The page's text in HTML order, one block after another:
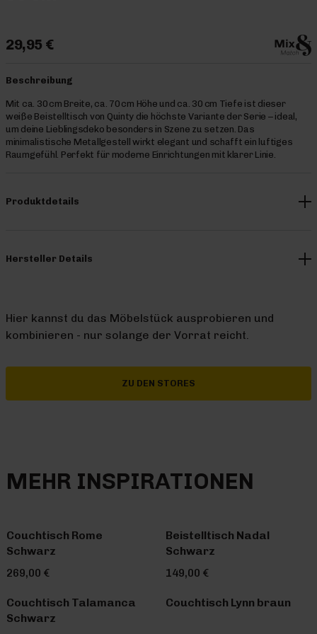
29,95 €
Beschreibung
Mit ca. 30 cm Breite, ca. 70 cm Höhe und ca. 30 cm Tiefe ist dieser
weiße Beistelltisch von Quinty die höchste Variante der Serie – ideal,
um deine Lieblingsdeko besonders in Szene zu setzen. Das
minimalistische Metallgestell wirkt elegant und schafft ein luftiges
Raumgefühl. Perfekt für moderne Einrichtungen mit klarer Linie.
Produktdetails
Hersteller Details
Hier kannst du das Möbelstück ausprobieren und
kombinieren - nur solange der Vorrat reicht.
ZU DEN STORES
MEHR INSPIRATIONEN
Couchtisch Rome
Schwarz
269,00 €
Beistelltisch Nadal
Schwarz
149,00 €
Couchtisch Talamanca
Schwarz
Couchtisch Lynn braun